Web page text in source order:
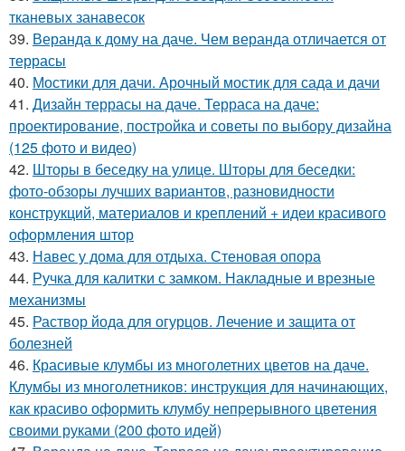
тканевых занавесок
39. Веранда к дому на даче. Чем веранда отличается от
террасы
40. Мостики для дачи. Арочный мостик для сада и дачи
41. Дизайн террасы на даче. Терраса на даче:
проектирование, постройка и советы по выбору дизайна
(125 фото и видео)
42. Шторы в беседку на улице. Шторы для беседки:
фото-обзоры лучших вариантов, разновидности
конструкций, материалов и креплений + идеи красивого
оформления штор
43. Навес у дома для отдыха. Стеновая опора
44. Ручка для калитки с замком. Накладные и врезные
механизмы
45. Раствор йода для огурцов. Лечение и защита от
болезней
46. Красивые клумбы из многолетних цветов на даче.
Клумбы из многолетников: инструкция для начинающих,
как красиво оформить клумбу непрерывного цветения
своими руками (200 фото идей)